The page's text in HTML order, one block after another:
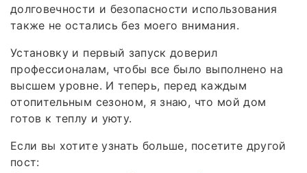
долговечности и безопасности использования
также не остались без моего внимания.
Установку и первый запуск доверил
профессионалам, чтобы все было выполнено на
высшем уровне. И теперь, перед каждым
отопительным сезоном, я знаю, что мой дом
готов к теплу и уюту.
Если вы хотите узнать больше, посетите другой
пост: